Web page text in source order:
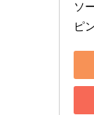
ソ
ピ